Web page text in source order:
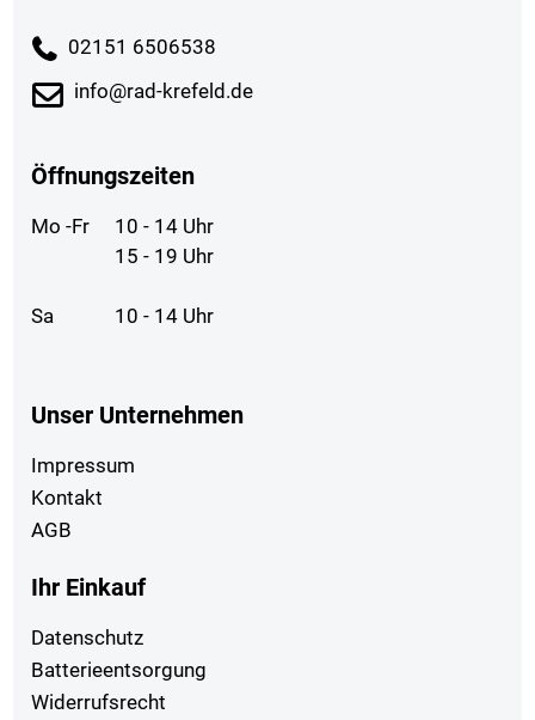
02151 6506538
info@rad-krefeld.de
Öffnungszeiten
Mo -Fr
10 - 14 Uhr
15 - 19 Uhr
Sa 10 - 14 Uhr
Unser Unternehmen
Impressum
Kontakt
AGB
Ihr Einkauf
Datenschutz
Batterieentsorgung
Widerrufsrecht